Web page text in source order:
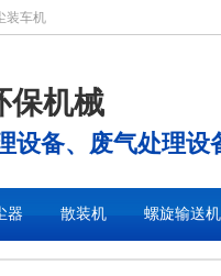
装车机
保机械
设备、废气处理设
器 散装机 螺旋输送机